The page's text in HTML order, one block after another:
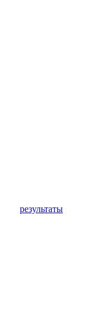
результаты